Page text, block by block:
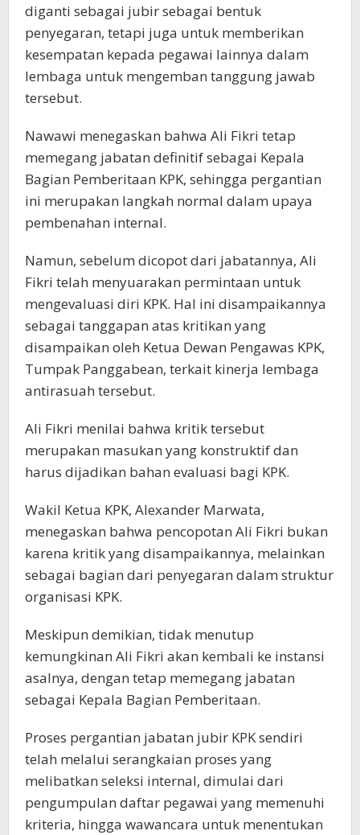
diganti sebagai jubir sebagai bentuk
penyegaran, tetapi juga untuk memberikan
kesempatan kepada pegawai lainnya dalam
lembaga untuk mengemban tanggung jawab
tersebut.
Nawawi menegaskan bahwa Ali Fikri tetap
memegang jabatan definitif sebagai Kepala
Bagian Pemberitaan KPK, sehingga pergantian
ini merupakan langkah normal dalam upaya
pembenahan internal.
Namun, sebelum dicopot dari jabatannya, Ali
Fikri telah menyuarakan permintaan untuk
mengevaluasi diri KPK. Hal ini disampaikannya
sebagai tanggapan atas kritikan yang
disampaikan oleh Ketua Dewan Pengawas KPK,
Tumpak Panggabean, terkait kinerja lembaga
antirasuah tersebut.
Ali Fikri menilai bahwa kritik tersebut
merupakan masukan yang konstruktif dan
harus dijadikan bahan evaluasi bagi KPK.
Wakil Ketua KPK, Alexander Marwata,
menegaskan bahwa pencopotan Ali Fikri bukan
karena kritik yang disampaikannya, melainkan
sebagai bagian dari penyegaran dalam struktur
organisasi KPK.
Meskipun demikian, tidak menutup
kemungkinan Ali Fikri akan kembali ke instansi
asalnya, dengan tetap memegang jabatan
sebagai Kepala Bagian Pemberitaan.
Proses pergantian jabatan jubir KPK sendiri
telah melalui serangkaian proses yang
melibatkan seleksi internal, dimulai dari
pengumpulan daftar pegawai yang memenuhi
kriteria, hingga wawancara untuk menentukan